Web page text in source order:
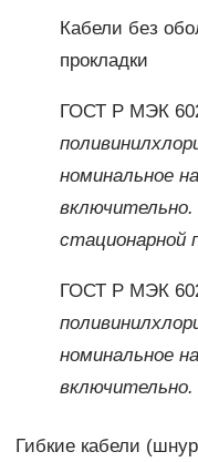
Кабели без
прокладки
ГОСТ Р МЭК
номинальное
включительно.
стационарной
ГОСТ Р МЭК
номинальное
Гибкие кабели